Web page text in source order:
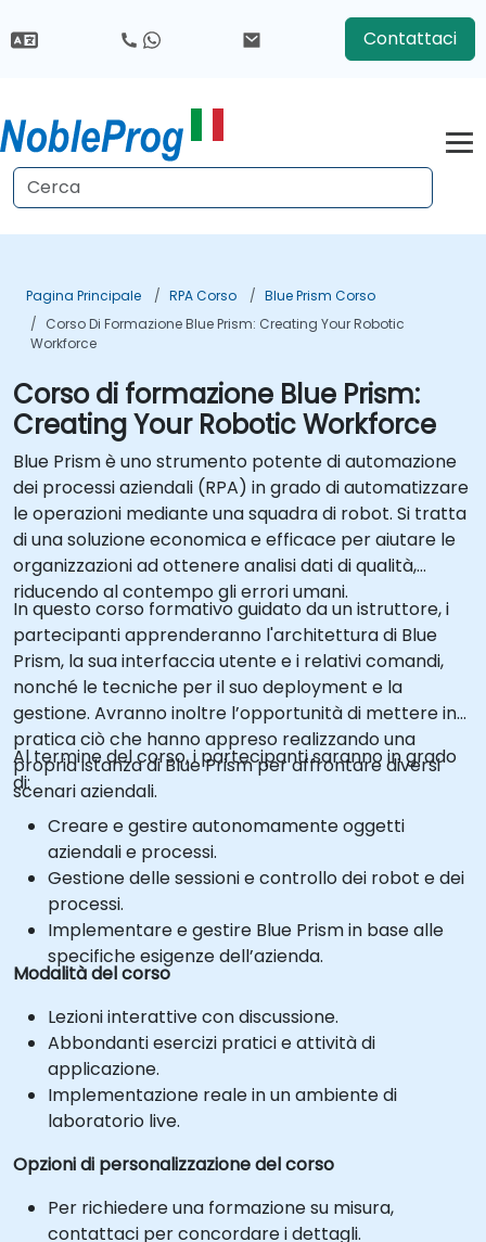
Contattaci
Pagina Principale RPA Corso
Blue Prism Corso
Corso Di Formazione Blue Prism: Creating Your Robotic
Workforce
Corso di formazione Blue Prism:
Creating Your Robotic Workforce
Blue Prism è uno strumento potente di automazione
dei processi aziendali (RPA) in grado di automatizzare
le operazioni mediante una squadra di robot. Si tratta
di una soluzione economica e efficace per aiutare le
organizzazioni ad ottenere analisi dati di qualità,
riducendo al contempo gli errori umani.
In questo corso formativo guidato da un istruttore, i
partecipanti apprenderanno l'architettura di Blue
Prism, la sua interfaccia utente e i relativi comandi,
nonché le tecniche per il suo deployment e la
gestione. Avranno inoltre l’opportunità di mettere in
pratica ciò che hanno appreso realizzando una
propria istanza di Blue Prism per affrontare diversi
scenari aziendali.
Al termine del corso, i partecipanti saranno in grado
di:
Creare e gestire autonomamente oggetti
aziendali e processi.
Gestione delle sessioni e controllo dei robot e dei
processi.
Implementare e gestire Blue Prism in base alle
specifiche esigenze dell’azienda.
Modalità del corso
Lezioni interattive con discussione.
Abbondanti esercizi pratici e attività di
applicazione.
Implementazione reale in un ambiente di
laboratorio live.
Opzioni di personalizzazione del corso
Per richiedere una formazione su misura,
contattaci per concordare i dettagli.